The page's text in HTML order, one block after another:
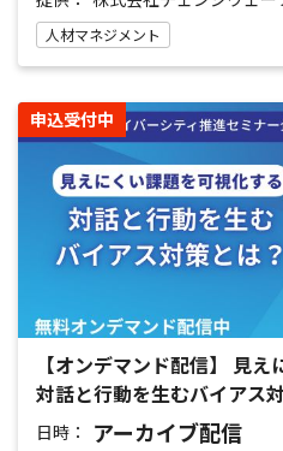
人材マネジメント
申込受付中
【オンデマンド配信】 見
対話と行動を生むバイアス
日時： アーカイブ配信